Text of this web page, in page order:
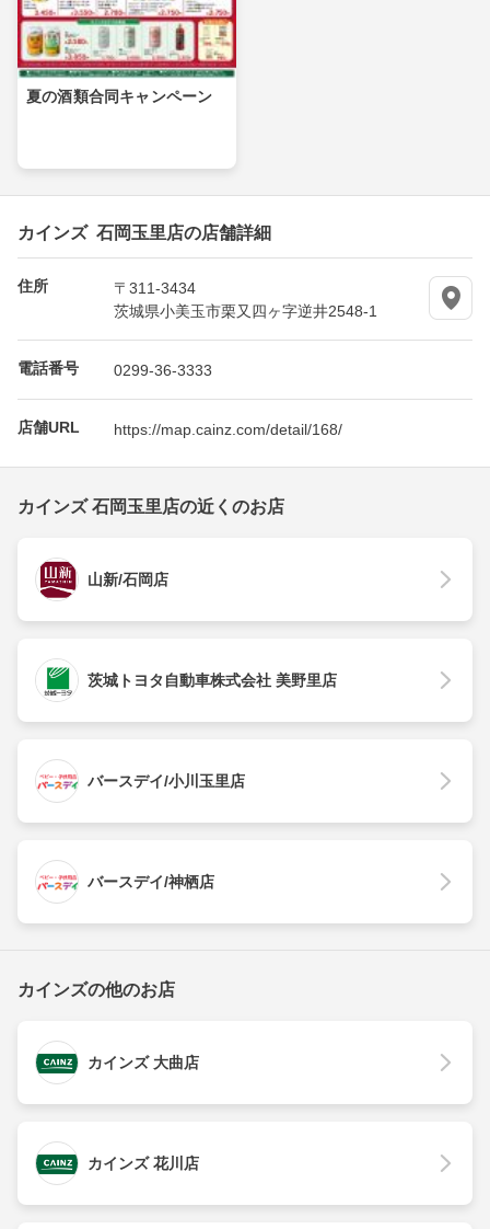
夏の酒類合同キャンペーン
カインズ 石岡玉里店の店舗詳細
住所
〒311-3434
茨城県小美玉市栗又四ヶ字逆井2548-1
電話番号 0299-36-3333
店舗URL https://map.cainz.com/detail/168/
カインズ 石岡玉里店の近くのお店
山新/石岡店
茨城トヨタ自動車株式会社 美野里店
バースデイ/小川玉里店
バースデイ/神栖店
カインズの他のお店
カインズ 大曲店
カインズ 花川店